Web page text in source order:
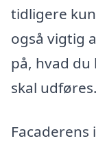
tidligere
også vigtig
på, hvad
skal udføres.